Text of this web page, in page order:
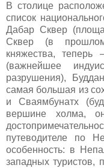
В столице
список
Дабар Сквер
Сквер (в
княжества, теперь
(важнейшее
разрушения),
самая большая из
и Сваямбунатх
вершине холма,
путеводителе по
особенность: в
западных туристов,